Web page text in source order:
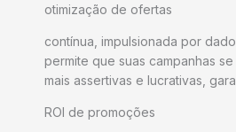
otimização de ofertas
contínua, impulsionada por
permite que suas campanhas
mais assertivas e lucrativas,
ROI de promoções